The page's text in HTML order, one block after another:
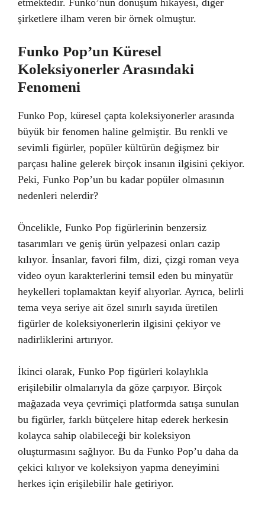
şirketlere ilham veren bir örnek olmuştur.
Funko Pop’un Küresel
Koleksiyonerler Arasındaki
Fenomeni
Funko Pop, küresel çapta koleksiyonerler arasında
büyük bir fenomen haline gelmiştir. Bu renkli ve
sevimli figürler, popüler kültürün değişmez bir
parçası haline gelerek birçok insanın ilgisini çekiyor.
Peki, Funko Pop’un bu kadar popüler olmasının
nedenleri nelerdir?
Öncelikle, Funko Pop figürlerinin benzersiz
tasarımları ve geniş ürün yelpazesi onları cazip
kılıyor. İnsanlar, favori film, dizi, çizgi roman veya
video oyun karakterlerini temsil eden bu minyatür
heykelleri toplamaktan keyif alıyorlar. Ayrıca, belirli
tema veya seriye ait özel sınırlı sayıda üretilen
figürler de koleksiyonerlerin ilgisini çekiyor ve
nadirliklerini artırıyor.
İkinci olarak, Funko Pop figürleri kolaylıkla
erişilebilir olmalarıyla da göze çarpıyor. Birçok
mağazada veya çevrimiçi platformda satışa sunulan
bu figürler, farklı bütçelere hitap ederek herkesin
kolayca sahip olabileceği bir koleksiyon
oluşturmasını sağlıyor. Bu da Funko Pop’u daha da
çekici kılıyor ve koleksiyon yapma deneyimini
herkes için erişilebilir hale getiriyor.